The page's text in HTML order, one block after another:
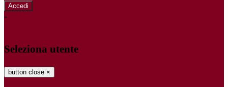
-
Seleziona utente
button close ×